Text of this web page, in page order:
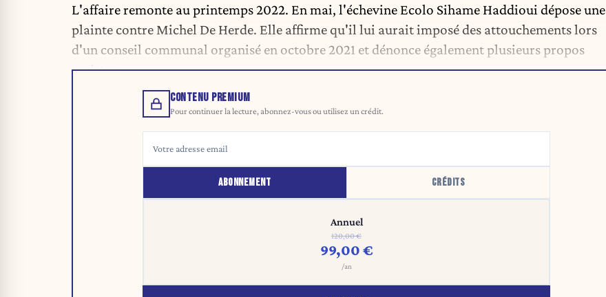
L'affaire remonte au printemps 2022. En mai, l'échevine Ecolo Sihame Haddioui dépose une
plainte contre Michel De Herde. Elle affirme qu'il lui aurait imposé des attouchements lors
d'un conseil communal organisé en octobre 2021 et dénonce également plusieurs propos
sexistes.
CONTENU PREMIUM
Pour continuer la lecture, abonnez-vous ou utilisez un crédit.
ABONNEMENT CRÉDITS
Annuel
120,00 €
99,00 €
/an